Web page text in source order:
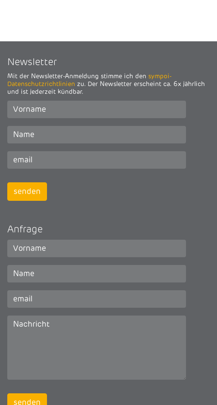
Newsletter
Mit der Newsletter-Anmeldung stimme ich den sympoi-
Datenschutzrichtlinien zu. Der Newsletter erscheint ca. 6x jährlich
und ist jederzeit kündbar.
Anfrage